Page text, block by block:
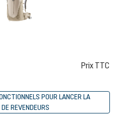
Prix TTC
POUR LANCER LA
REVENDEURS